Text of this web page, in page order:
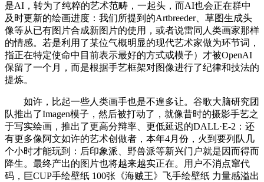
是AI，转为了纯粹的艺术范畴，一起头，而AI也会正在群中
及时更新的绘画进度：我们所提到的Artbreeder、草图生成头
像等从已有图片合成新图片的使用，或者说雷同人类画家那样
的情感。若是利用了某位气概明显的现代艺术家做为环节词，
指正在特定使命中目前表示最好的方式或模子）才被OpenAI
保留了一个月，而是根据手艺框架对图像进行了纪律和技法的
提炼。
如许，比起一些人类画手也是不遑多让。谷歌大脑研究团
队推出了Imagen模子，然后被打动了，就像昔时的摄影手艺之
于写实绘画，推出了更高分辩率、更低延迟的DALL·E-2：还
有更多像阿文如许的艺术创做者，本年4月份，火到要列队几
个小时才能玩到：后印象派、野兽派等新兴门户就是因而得而
降生。最终产出的图片也将越来越实正在。用户不消点窜代
码，巨CUP手绘壁纸 100张《海贼王》飞手绘壁纸 力量感溢出